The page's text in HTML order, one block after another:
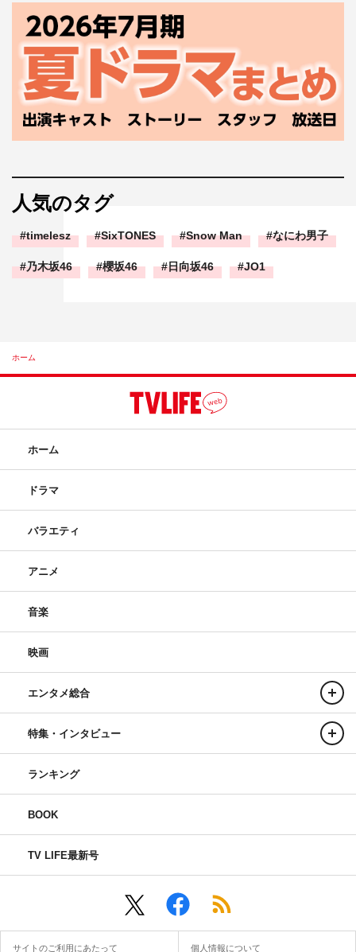
人気のタグ
timelesz SixTONES Snow Man なにわ男子
乃木坂46 櫻坂46 日向坂46 JO1
ホーム
ホーム
ドラマ
バラエティ
アニメ
音楽
映画
エンタメ総合
特集・インタビュー
ランキング
BOOK
TV LIFE最新号
サイトのご利用にあたって 個人情報について